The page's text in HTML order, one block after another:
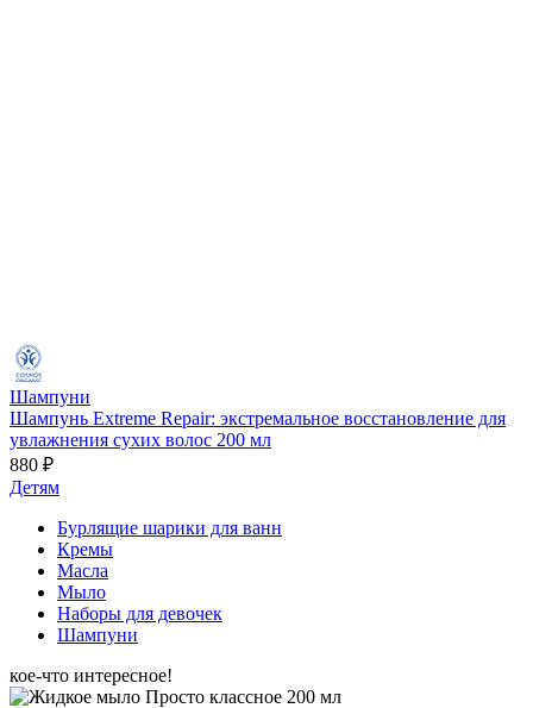
Шампуни
Шампунь Extreme Repair: экстремальное восстановление для
увлажнения сухих волос 200 мл
880 ₽
Детям
Бурлящие шарики для ванн
Кремы
Масла
Мыло
Наборы для девочек
Шампуни
кое-что интересное!